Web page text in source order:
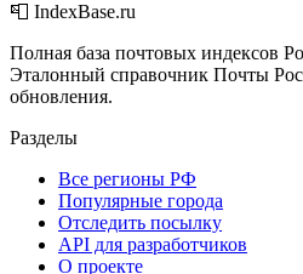
📮 IndexBase.ru
Полная база почтовых индексов
Эталонный справочник Почты
обновления.
Разделы
Все регионы РФ
Популярные города
Отследить посылку
API для разработчиков
О проекте